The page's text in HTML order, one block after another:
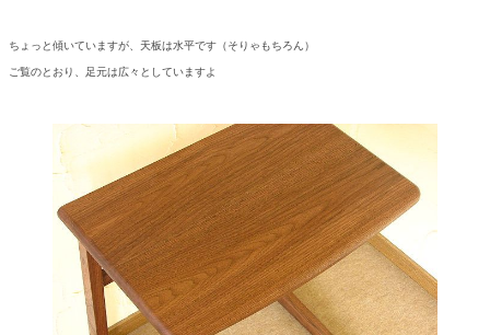
ちょっと傾いていますが、天板は水平です（そりゃもちろん）
ご覧のとおり、足元は広々としていますよ